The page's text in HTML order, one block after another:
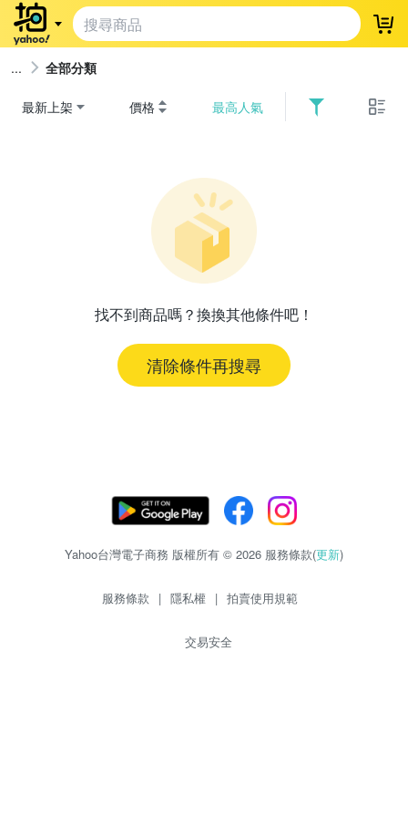
登
全部分類
最新上架 價格 最高人氣
找不到商品嗎？換換其他條件吧！
清除條件再搜尋
Yahoo台灣電子商務 版權所有 © 2026 服務條款(更新)
服務條款 | 隱私權 | 拍賣使用規範
交易安全